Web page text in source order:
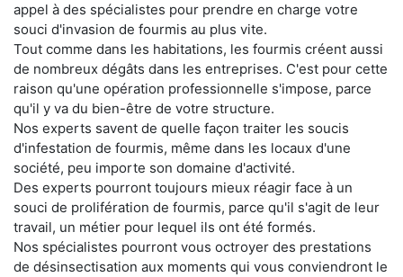
appel à des spécialistes pour prendre en charge votre
souci d'invasion de fourmis au plus vite.
Tout comme dans les habitations, les fourmis créent aussi
de nombreux dégâts dans les entreprises. C'est pour cette
raison qu'une opération professionnelle s'impose, parce
qu'il y va du bien-être de votre structure.
Nos experts savent de quelle façon traiter les soucis
d'infestation de fourmis, même dans les locaux d'une
société, peu importe son domaine d'activité.
Des experts pourront toujours mieux réagir face à un
souci de prolifération de fourmis, parce qu'il s'agit de leur
travail, un métier pour lequel ils ont été formés.
Nos spécialistes pourront vous octroyer des prestations
de désinsectisation aux moments qui vous conviendront le